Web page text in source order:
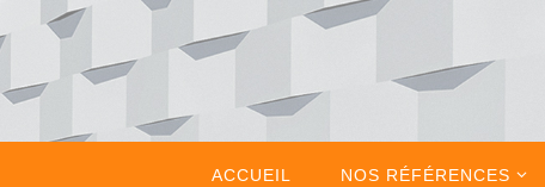
Passer
vers
le
contenu
ACCUEIL NOS RÉFÉRENCES